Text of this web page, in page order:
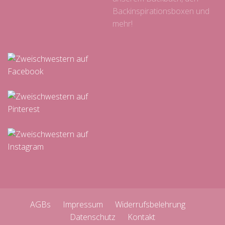
Backinspirationsboxen und
mehr!
AGBs Impressum
Widerrufsbelehrung
Datenschutz
Kontakt